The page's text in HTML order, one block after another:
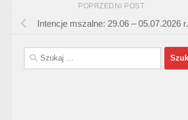
POPRZEDNI POST
Intencje mszalne: 29.06 – 05.07.2026 r.
Szukaj: